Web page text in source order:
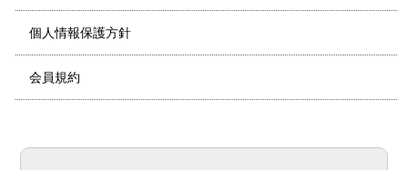
個人情報保護方針
会員規約